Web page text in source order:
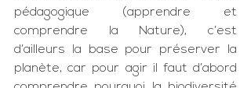
pédagogique (apprendre et
comprendre la Nature), c’est
d’ailleurs la base pour préserver la
planète, car pour agir il faut d’abord